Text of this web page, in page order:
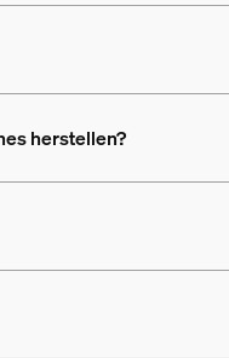
herstellen?